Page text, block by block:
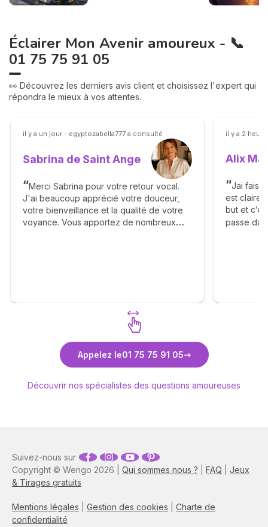
Éclairer Mon Avenir amoureux - 📞
01 75 75 91 05
👀 Découvrez les derniers avis client et choisissez l'expert qui
répondra le mieux à vos attentes.
il y a un jour - egyptozabella777 a consulté
Sabrina de Saint Ange
Merci Sabrina pour votre retour vocal.
J'ai beaucoup apprécié votre douceur,
votre bienveillance et la qualité de votre
voyance. Vous apportez de nombreux
Découvrez Sabrina de Saint Ange
il y a 2
Alix
Jai fais
est claire,
but et
passe
Appelez le01 75 75 91 05
Découvrir nos spécialistes des questions amoureuses
Copyright © Wengo 2026 | Qui sommes nous ? FAQ
Jeux
& Tirages gratuits
Mentions légales Gestion des cookies
Charte de
confidentialité
Suivez-nous sur